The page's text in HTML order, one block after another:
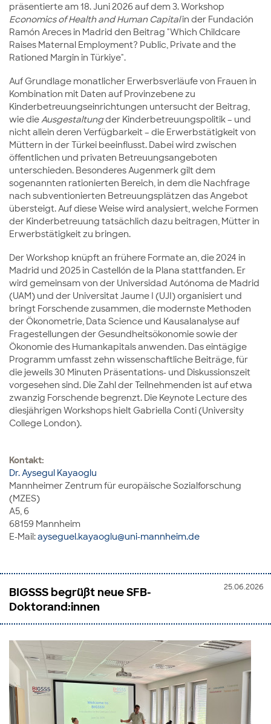
präsentierte am 18. Juni 2026 auf dem 3. Workshop
Economics of Health and Human Capitalin der Fundación
Ramón Areces in Madrid den Beitrag "Which Childcare
Raises Maternal Employment? Public, Private and the
Rationed Margin in Türkiye".
Auf Grundlage monatlicher Erwerbsverläufe von Frauen in
Kombination mit Daten auf Provinzebene zu
Kinderbetreuungseinrichtungen untersucht der Beitrag,
wie dieAusgestaltungder Kinderbetreuungspolitik – und
nicht allein deren Verfügbarkeit – die Erwerbstätigkeit von
Müttern in der Türkei beeinflusst. Dabei wird zwischen
öffentlichen und privaten Betreuungsangeboten
unterschieden. Besonderes Augenmerk gilt dem
sogenannten rationierten Bereich, in dem die Nachfrage
nach subventionierten Betreuungsplätzen das Angebot
übersteigt. Auf diese Weise wird analysiert, welche Formen
der Kinderbetreuung tatsächlich dazu beitragen, Mütter in
Erwerbstätigkeit zu bringen.
Der Workshop knüpft an frühere Formate an, die 2024 in
Madrid und 2025 in Castellón de la Plana stattfanden. Er
wird gemeinsam von der Universidad Autónoma de Madrid
(UAM) und der Universitat Jaume I (UJI) organisiert und
bringt Forschende zusammen, die modernste Methoden
der Ökonometrie, Data Science und Kausalanalyse auf
Fragestellungen der Gesundheitsökonomie sowie der
Ökonomie des Humankapitals anwenden. Das eintägige
Programm umfasst zehn wissenschaftliche Beiträge, für
die jeweils 30 Minuten Präsentations- und Diskussionszeit
vorgesehen sind. Die Zahl der Teilnehmenden ist auf etwa
zwanzig Forschende begrenzt. Die Keynote Lecture des
diesjährigen Workshops hielt Gabriella Conti (University
College London).
Kontakt:
Dr. Aysegul Kayaoglu
Mannheimer Zentrum für europäische Sozialforschung
(MZES)
A5, 6
68159 Mannheim
E-Mail:ayseguel.kayaoglu@uni-mannheim.de
25.06.2026
BIGSSS begrüßt neue SFB-
Doktorand:innen